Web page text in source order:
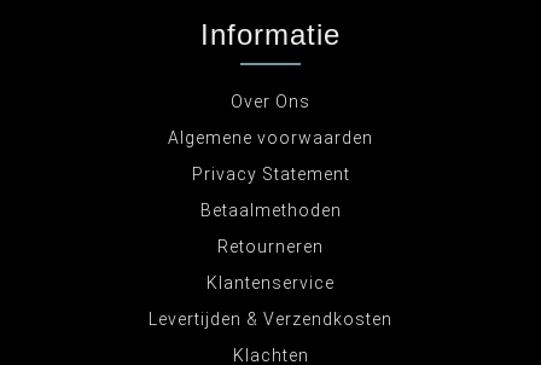
Informatie
Over Ons
Algemene voorwaarden
Privacy Statement
Betaalmethoden
Retourneren
Klantenservice
Levertijden & Verzendkosten
Klachten